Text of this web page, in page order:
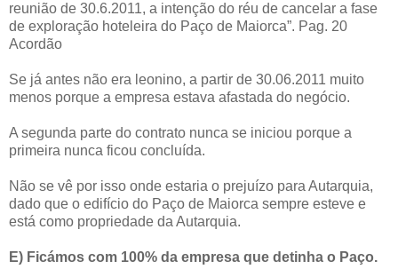
reunião de 30.6.2011, a intenção do réu de cancelar a fase
de exploração hoteleira do Paço de Maiorca”. Pag. 20
Acordão
Se já antes não era leonino, a partir de 30.06.2011 muito
menos porque a empresa estava afastada do negócio.
A segunda parte do contrato nunca se iniciou porque a
primeira nunca ficou concluída.
Não se vê por isso onde estaria o prejuízo para Autarquia,
dado que o edifício do Paço de Maiorca sempre esteve e
está como propriedade da Autarquia.
E) Ficámos com 100% da empresa que detinha o Paço.